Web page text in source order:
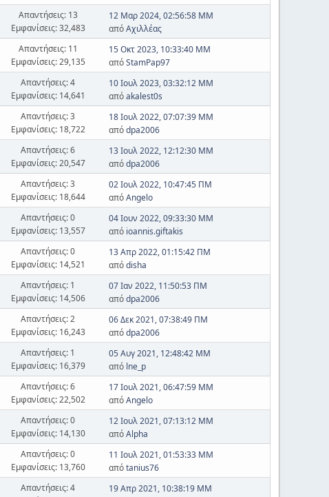
Απαντήσεις: 13
Εμφανίσεις: 32,483
12 Μαρ 2024, 02:56:58 ΜΜ
απόΑχιλλέας
Απαντήσεις: 11
Εμφανίσεις: 29,135
15 Οκτ 2023, 10:33:40 ΜΜ
απόStamPap97
Απαντήσεις: 4
Εμφανίσεις: 14,641
10 Ιουλ 2023, 03:32:12 ΜΜ
απόakalest0s
Απαντήσεις: 3
Εμφανίσεις: 18,722
18 Ιουλ 2022, 07:07:39 ΜΜ
απόdpa2006
Απαντήσεις: 6
Εμφανίσεις: 20,547
13 Ιουλ 2022, 12:12:30 ΜΜ
απόdpa2006
Απαντήσεις: 3
Εμφανίσεις: 18,644
02 Ιουλ 2022, 10:47:45 ΠΜ
απόAngelo
Απαντήσεις: 0
Εμφανίσεις: 13,557
04 Ιουν 2022, 09:33:30 ΜΜ
από ioannis.giftakis
Απαντήσεις: 0
Εμφανίσεις: 14,521
13 Απρ 2022, 01:15:42 ΠΜ
απόdisha
Απαντήσεις: 1
Εμφανίσεις: 14,506
07 Ιαν 2022, 11:50:53 ΠΜ
απόdpa2006
Απαντήσεις: 2
Εμφανίσεις: 16,243
06 Δεκ 2021, 07:38:49 ΠΜ
απόdpa2006
Απαντήσεις: 1
Εμφανίσεις: 16,379
05 Αυγ 2021, 12:48:42 ΜΜ
από lne_p
Απαντήσεις: 6
Εμφανίσεις: 22,502
17 Ιουλ 2021, 06:47:59 ΜΜ
απόAngelo
Απαντήσεις: 0
Εμφανίσεις: 14,130
12 Ιουλ 2021, 07:13:12 ΜΜ
απόAlpha
Απαντήσεις: 0
Εμφανίσεις: 13,760
11 Ιουλ 2021, 01:53:33 ΜΜ
απόtanius76
Απαντήσεις: 4
19 Απρ 2021, 10:38:19 ΜΜ